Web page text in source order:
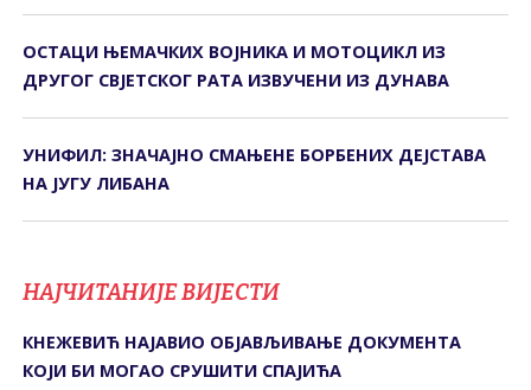
ОСТАЦИ ЊЕМАЧКИХ ВОЈНИКА И МОТОЦИКЛ ИЗ
ДРУГОГ СВЈЕТСКОГ РАТА ИЗВУЧЕНИ ИЗ ДУНАВА
УНИФИЛ: ЗНАЧАЈНО СМАЊЕНЕ БОРБЕНИХ ДЕЈСТАВА
НА ЈУГУ ЛИБАНА
НАЈЧИТАНИЈЕ ВИЈЕСТИ
КНЕЖЕВИЋ НАЈАВИО ОБЈАВЉИВАЊЕ ДОКУМЕНТА
КОЈИ БИ МОГАО СРУШИТИ СПАЈИЋА